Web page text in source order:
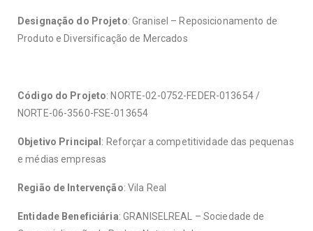
Designação do Projeto: Granisel – Reposicionamento de
Produto e Diversificação de Mercados
Código do Projeto: NORTE-02-0752-FEDER-013654 /
NORTE-06-3560-FSE-013654
Objetivo Principal : Reforçar a competitividade das pequenas
e médias empresas
Região de Intervenção: Vila Real
Entidade Beneficiária: GRANISELREAL – Sociedade de